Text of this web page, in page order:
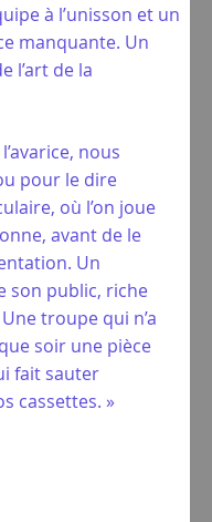
à l’unisson et un
manquante. Un
l’art de la
nous
pour le dire
où l’on joue
avant de le
Un
son public, riche
troupe qui n’a
soir une pièce
fait sauter
cassettes. »